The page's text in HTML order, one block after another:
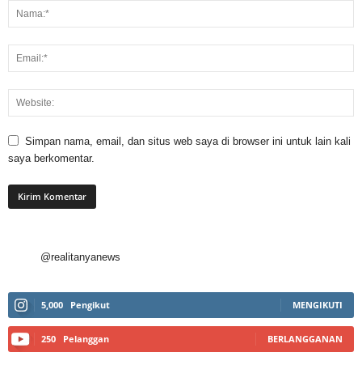
Simpan nama, email, dan situs web saya di browser ini untuk lain kali
saya berkomentar.
@realitanyanews
5,000 Pengikut MENGIKUTI
250 Pelanggan BERLANGGANAN